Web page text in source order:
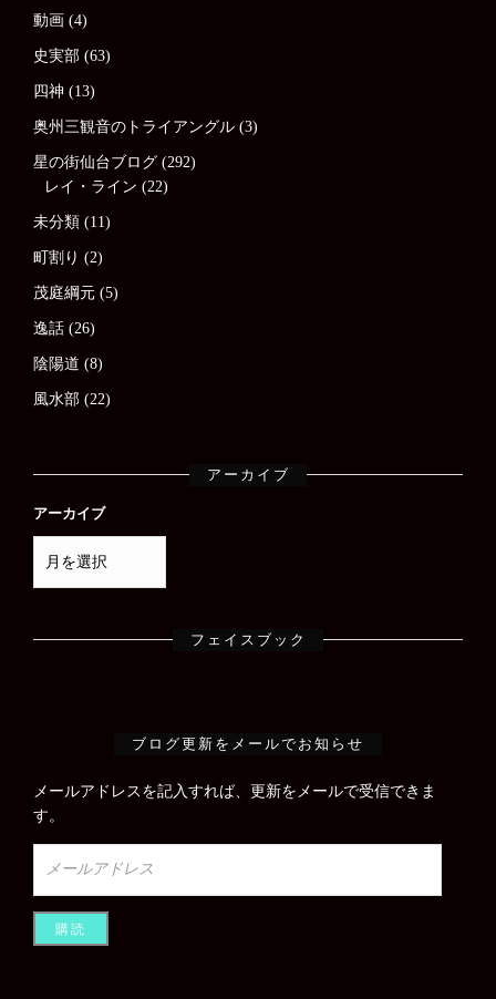
動画 (4)
史実部 (63)
四神 (13)
奥州三観音のトライアングル (3)
星の街仙台ブログ (292)
レイ・ライン (22)
未分類 (11)
町割り (2)
茂庭綱元 (5)
逸話 (26)
陰陽道 (8)
風水部 (22)
アーカイブ
アーカイブ
フェイスブック
ブログ更新をメールでお知らせ
メールアドレスを記入すれば、更新をメールで受信できま
す。
ー
ル
ド